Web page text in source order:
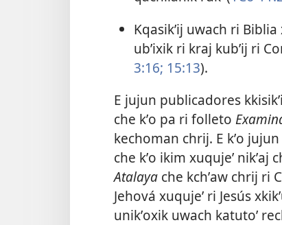
Kqasikʼij uwach ri
ubʼixik ri kraj kubʼij ri
3:16; 15:13).
E jujun publicadores
che kʼo pa ri folleto
kechoman chrij. E kʼo
che kʼo ikim xuqujeʼ
Atalaya che kchʼaw chrij ri
Jehová xuqujeʼ ri Jesús
unikʼoxik uwach katutoʼ